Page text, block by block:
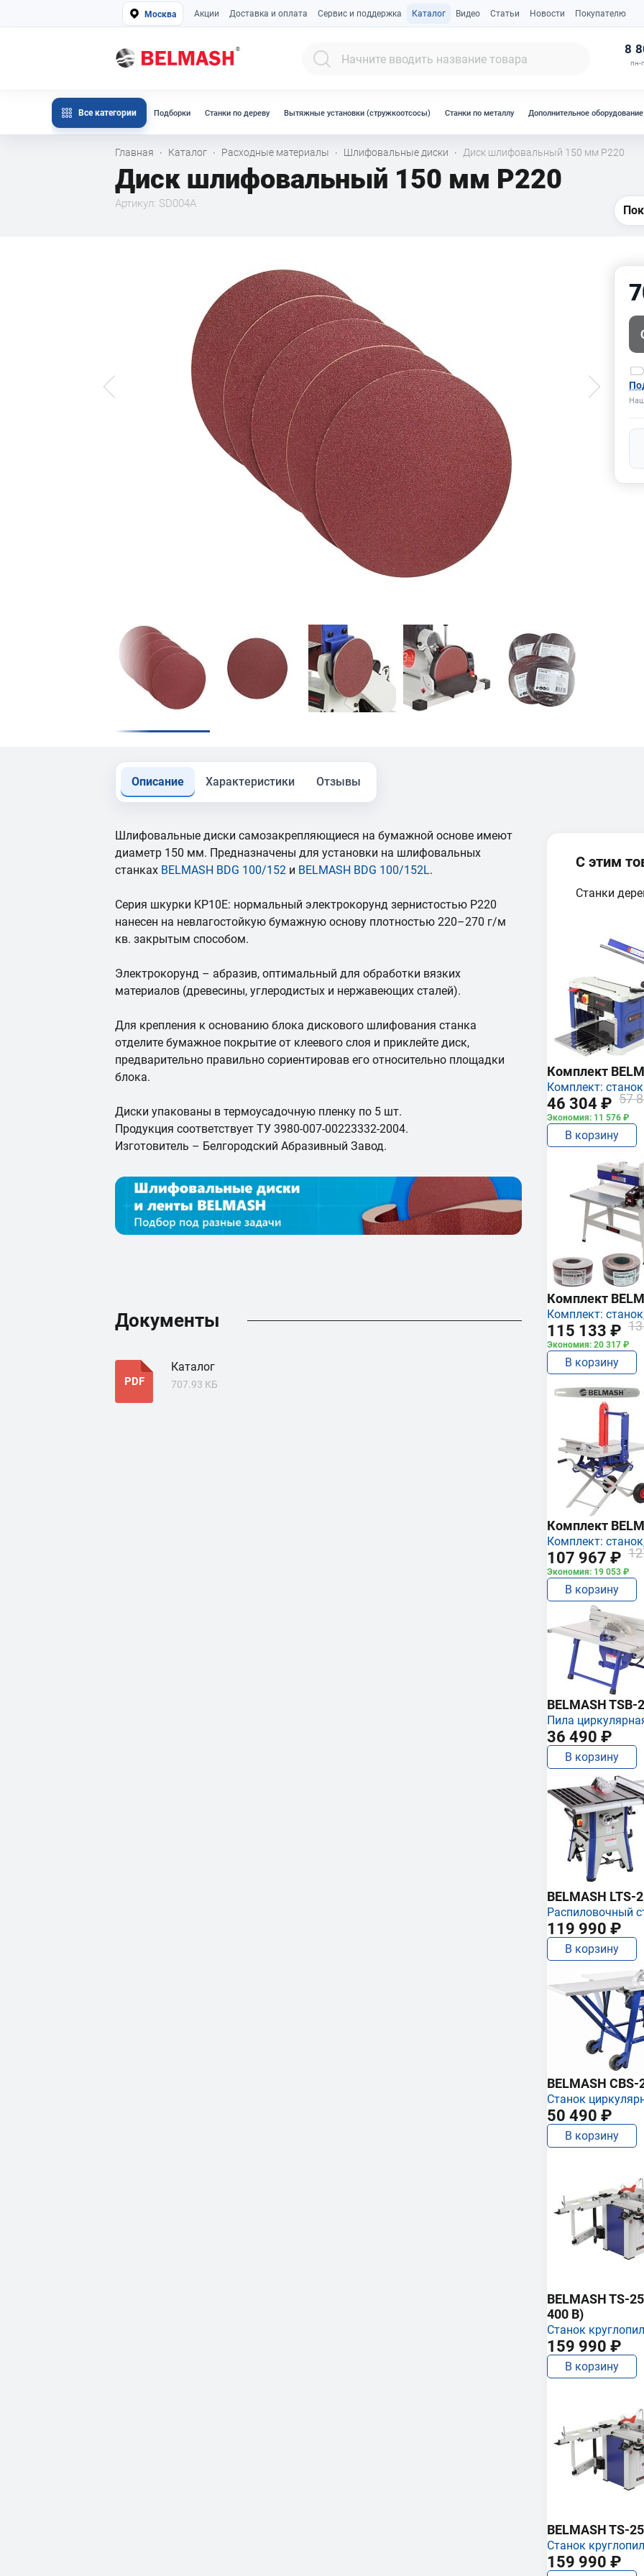
Москва Акции Доставка и оплата Сервис и поддержка Каталог Видео Статьи Новости Покупателю
8
пн-
Все категории Подборки Станки по дереву Вытяжные установки (стружкоотсосы) Станки по металлу Дополнительное оборудование
Главная · Каталог · Расходные материалы · Шлифовальные диски · Диск шлифовальный 150 мм Р220
Диск шлифовальный 150 мм Р220
Артикул: SD004A
Описание Характеристики Отзывы
Шлифовальные диски самозакрепляющиеся на бумажной основе имеют
диаметр 150 мм. Предназначены для установки на шлифовальных
станках BELMASH BDG 100/152 и BELMASH BDG 100/152L.
Серия шкурки KP10E: нормальный электрокорунд зернистостью Р220
нанесен на невлагостойкую бумажную основу плотностью 220–270 г/м
кв. закрытым способом.
Электрокорунд – абразив, оптимальный для обработки вязких
материалов (древесины, углеродистых и нержавеющих сталей).
Для крепления к основанию блока дискового шлифования станка
отделите бумажное покрытие от клеевого слоя и приклейте диск,
предварительно правильно сориентировав его относительно площадки
блока.
Диски упакованы в термоусадочную пленку по 5 шт.
Продукция соответствует ТУ 3980-007-00223332-2004.
Изготовитель – Белгородский Абразивный Завод.
Документы
PDF
Каталог
707.93 КБ
С этим
Станки
Комплект
Комплект:
46 304 ₽ 57
Экономия: 11 576 ₽
В корзину
Комплект
Комплект:
115 133 ₽
Экономия: 20 317 ₽
В корзину
Комплект
Комплект:
107 967 ₽
Экономия: 19 053 ₽
В корзину
BELMASH TSB-
Пила
36 490 ₽
В корзину
BELMASH LTS-
Распиловочный
119 990 ₽
В корзину
BELMASH CBS-
Станок
50 490 ₽
В корзину
BELMASH TS-
400 В)
Станок
159 990 ₽
В корзину
BELMASH TS-
Станок
159 990 ₽